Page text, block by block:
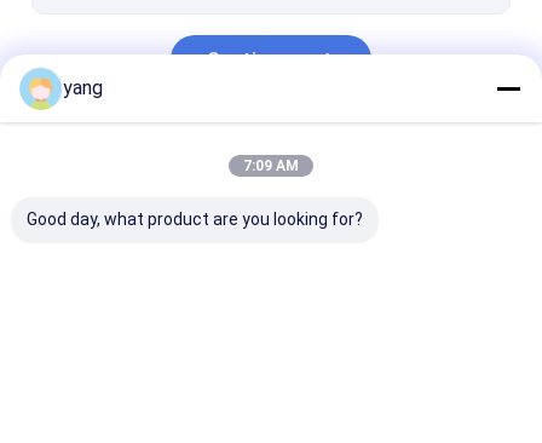
Aimants de moteur de démarreur
Aimant anisotrope de ferrite
Continuer
yang
7:09 AM
Good day, what product are you looking for?